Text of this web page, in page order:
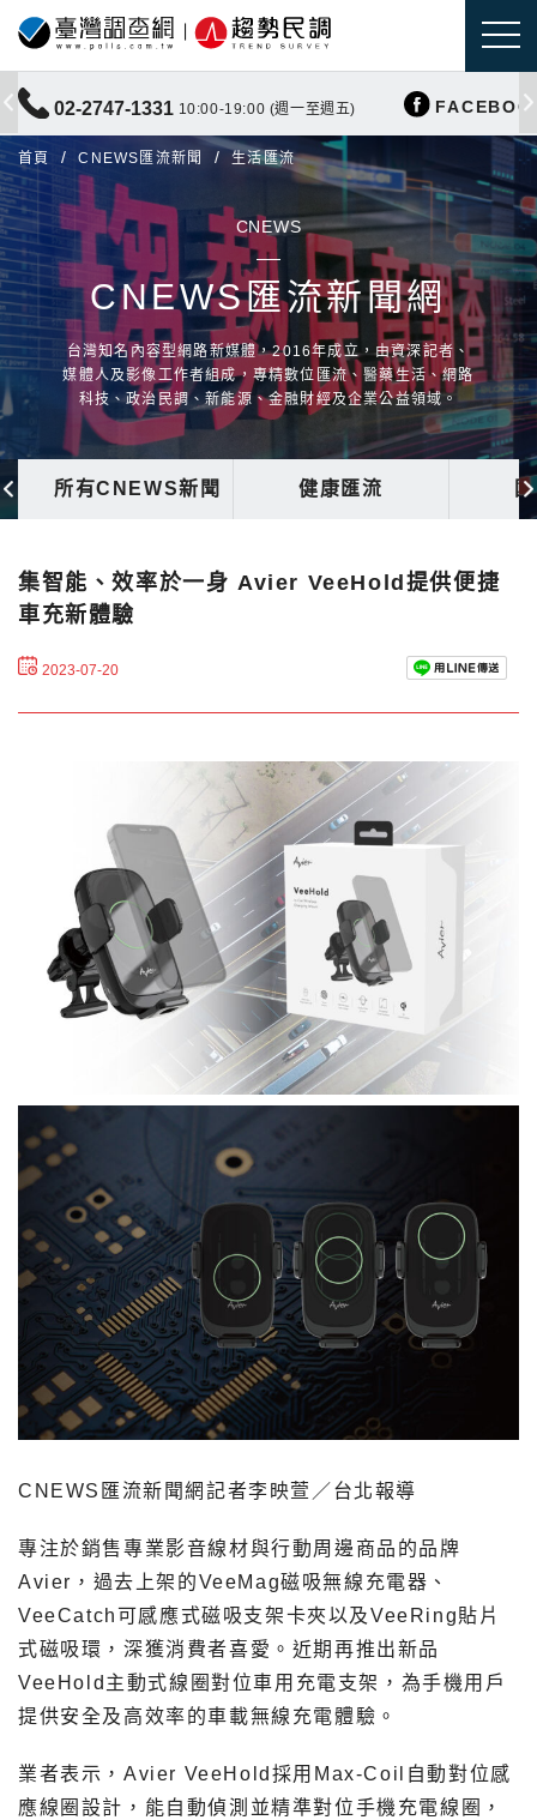
02-2747-1331 10:00-19:00 (週一至週五)
首頁 CNEWS匯流新聞 生活匯流
CNEWS
CNEWS匯流新聞網
台灣知名內容型網路新媒體，2016年成立，由資深記者、
媒體人及影像工作者組成，專精數位匯流、醫藥生活、網路
科技、政治民調、新能源、金融財經及企業公益領域。
所有CNEWS新聞 健康匯流
集智能、效率於一身 Avier VeeHold提供便捷
車充新體驗
2023-07-20
CNEWS匯流新聞網記者李映萱／台北報導
專注於銷售專業影音線材與行動周邊商品的品牌
Avier，過去上架的VeeMag磁吸無線充電器、
VeeCatch可感應式磁吸支架卡夾以及VeeRing貼片
式磁吸環，深獲消費者喜愛。近期再推出新品
VeeHold主動式線圈對位車用充電支架，為手機用戶
提供安全及高效率的車載無線充電體驗。
業者表示，Avier VeeHold採用Max-Coil自動對位感
應線圈設計，能自動偵測並精準對位手機充電線圈，